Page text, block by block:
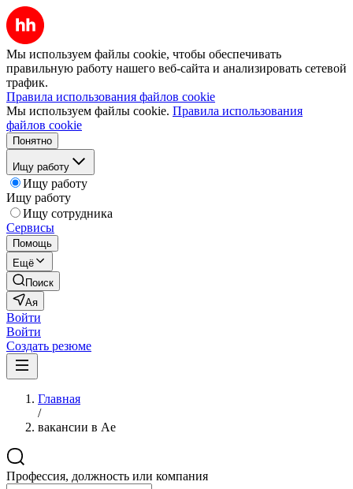
Мы используем файлы cookie, чтобы обеспечивать
правильную работу нашего веб-сайта и анализировать сетевой
трафик.
Правила использования файлов cookie
Мы используем файлы cookie. Правила использования
файлов cookie
Понятно
Ищу работу
Ищу работу
Ищу работу
Ищу сотрудника
Сервисы
Помощь
Ещё
Поиск
Ая
Войти
Войти
Создать резюме
Главная
/
вакансии в Ае
Профессия, должность или компания